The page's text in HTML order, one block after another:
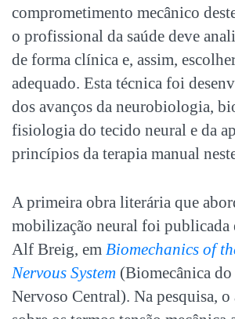
comprometimento mecânico
o profissional da saúde deve
de forma clínica e, assim,
adequado. Esta técnica foi
dos avanços da neurobiologia,
fisiologia do tecido neural e da
princípios da terapia manual
A primeira obra literária que
mobilização neural foi publicada
Alf Breig, em Biomechanics of
Nervous System (Biomecânica do
Nervoso Central). Na pesquisa, o